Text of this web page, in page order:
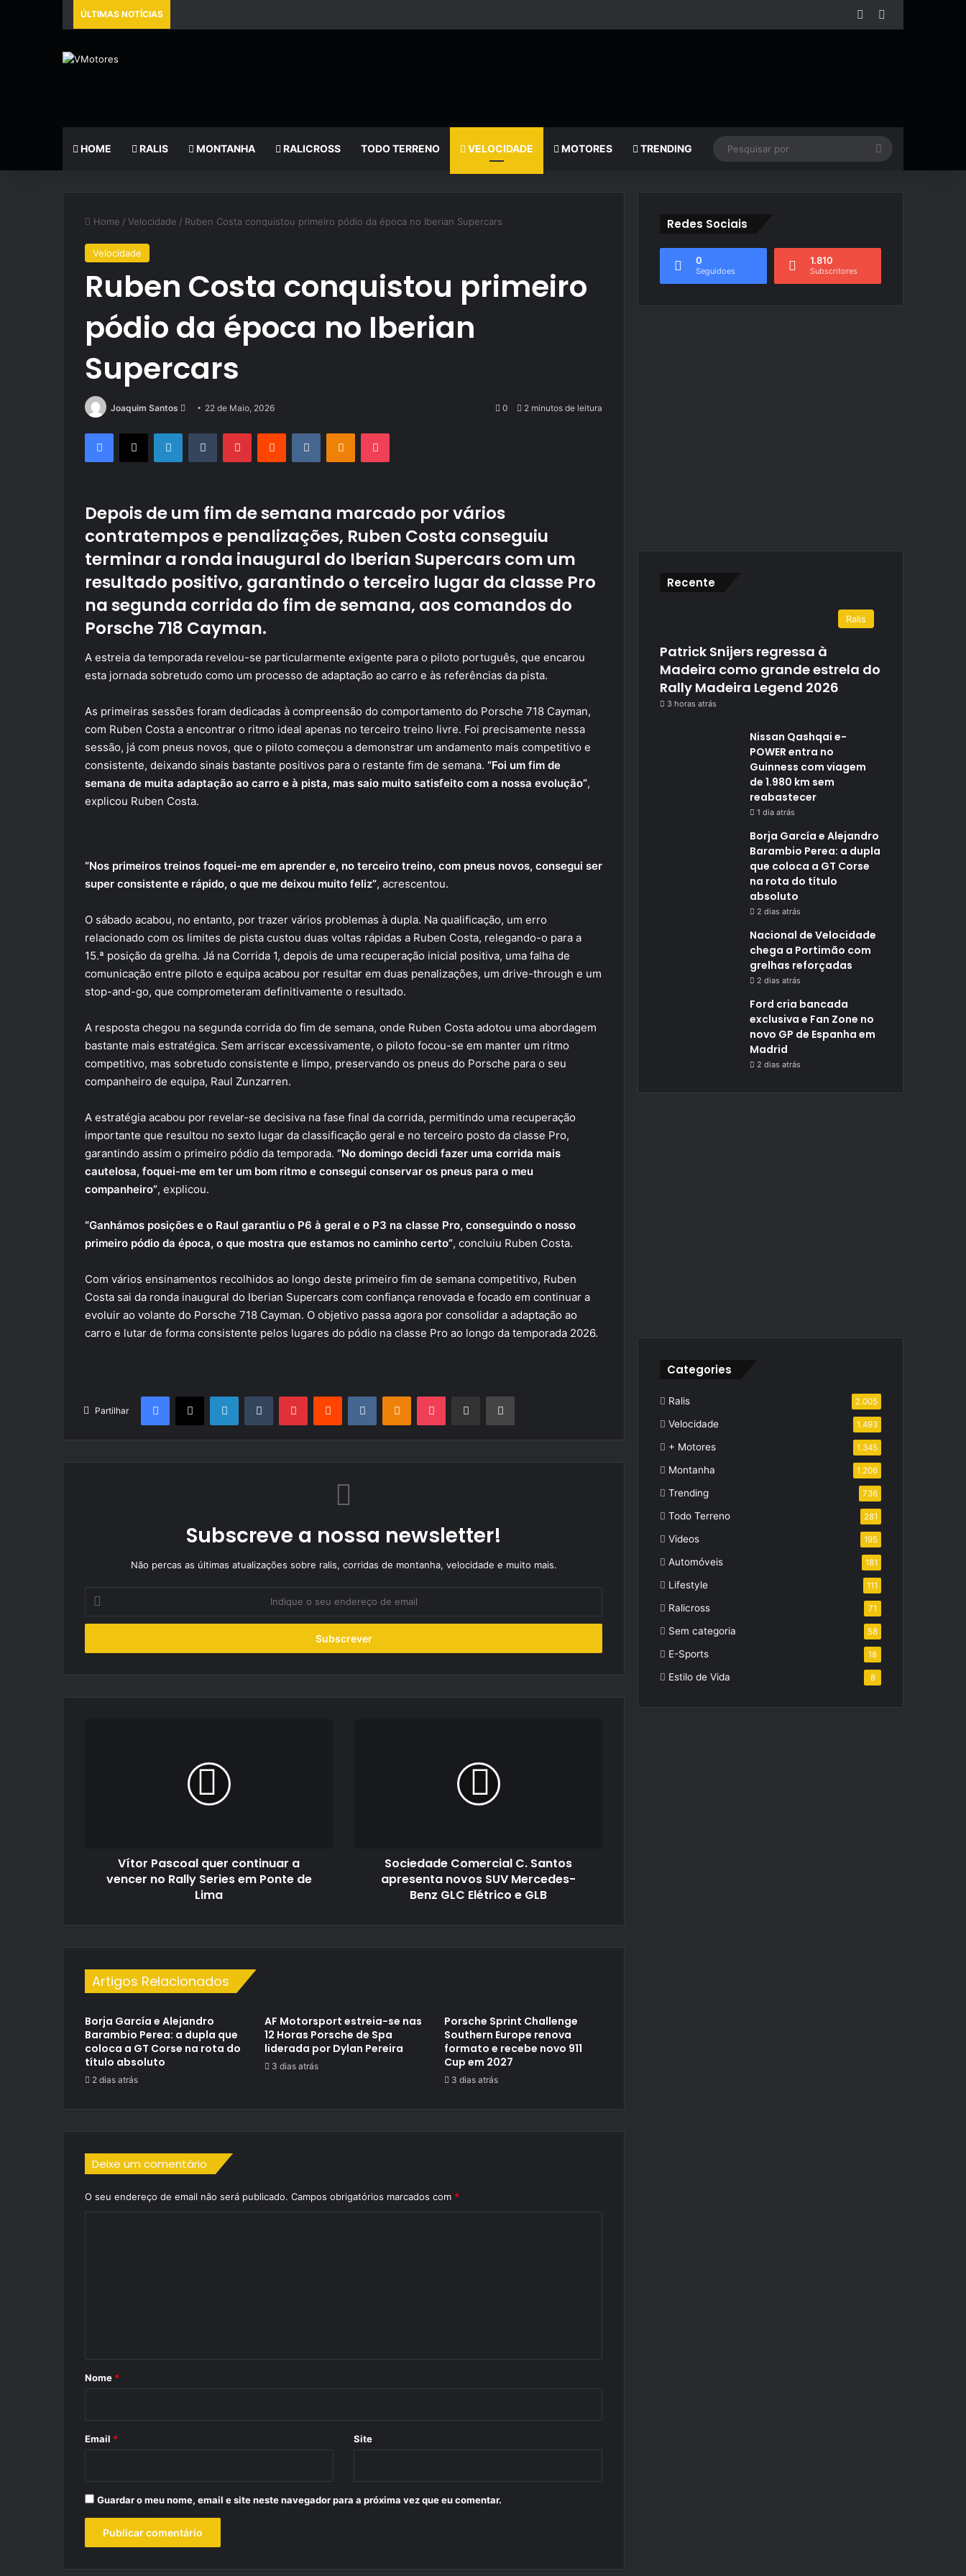
ÚLTIMAS NOTÍCIAS Facebook
HOME RALIS MONTANHA RALICROSS TODO TERRENO VELOCIDADE MOTORES TRENDING
Pesquisar
Home / Velocidade / Ruben Costa conquistou primeiro pódio da época no Iberian Supercars
Velocidade
Ruben Costa conquistou primeiro
pódio da época no Iberian
Supercars
Joaquim Santos
Send
email
22 de Maio, 2026 0 2 minutos de leitura
Facebook
X LinkedInTumblr PinterestReddit VKontakteOdnoklassniki
Pocket
Depois de um fim de semana marcado por vários
contratempos e penalizações, Ruben Costa conseguiu
terminar a ronda inaugural do Iberian Supercarscom um
resultado positivo, garantindo o terceiro lugar da classe Pro
na segunda corrida do fim de semana, aos comandos do
Porsche 718 Cayman.
A estreia da temporada revelou-se particularmente exigente para o piloto português, que encarou
esta jornada sobretudo como um processo de adaptação ao carro e às referências da pista.
As primeiras sessões foram dedicadas à compreensão do comportamento do Porsche 718 Cayman,
com Ruben Costa a encontrar o ritmo ideal apenas no terceiro treino livre. Foi precisamente nessa
sessão, já com pneus novos, que o piloto começou a demonstrar um andamento mais competitivo e
consistente, deixando sinais bastante positivos para o restante fim de semana. “Foi um fim de
semana de muita adaptação ao carro e à pista, mas saio muito satisfeito com a nossa evolução”,
explicou Ruben Costa.
“Nos primeiros treinos foquei-me em aprender e, no terceiro treino, com pneus novos, consegui ser
super consistente e rápido, o que me deixou muito feliz”, acrescentou.
O sábado acabou, no entanto, por trazer vários problemas à dupla. Na qualificação, um erro
relacionado com os limites de pista custou duas voltas rápidas a Ruben Costa, relegando-o para a
15.ª posição da grelha. Já na Corrida 1, depois de uma recuperação inicial positiva, uma falha de
comunicação entre piloto e equipa acabou por resultar em duas penalizações, um drive-through e um
stop-and-go, que comprometeram definitivamente o resultado.
A resposta chegou na segunda corrida do fim de semana, onde Ruben Costa adotou uma abordagem
bastante mais estratégica. Sem arriscar excessivamente, o piloto focou-se em manter um ritmo
competitivo, mas sobretudo consistente e limpo, preservando os pneus do Porsche para o seu
companheiro de equipa, Raul Zunzarren.
A estratégia acabou por revelar-se decisiva na fase final da corrida, permitindo uma recuperação
importante que resultou no sexto lugar da classificação geral e no terceiro posto da classe Pro,
garantindo assim o primeiro pódio da temporada. “No domingo decidi fazer uma corrida mais
cautelosa, foquei-me em ter um bom ritmo e consegui conservar os pneus para o meu
companheiro”, explicou.
“Ganhámos posições e o Raul garantiu o P6 à geral e o P3 na classe Pro, conseguindo o nosso
primeiro pódio da época, o que mostra que estamos no caminho certo”, concluiu Ruben Costa.
Com vários ensinamentos recolhidos ao longo deste primeiro fim de semana competitivo, Ruben
Costa sai da ronda inaugural do Iberian Supercars com confiança renovada e focado em continuar a
evoluir ao volante do Porsche 718 Cayman. O objetivo passa agora por consolidar a adaptação ao
carro e lutar de forma consistente pelos lugares do pódio na classe Pro ao longo da temporada 2026.
Partilhar
Facebook
X LinkedInTumblr PinterestReddit VKontakteOdnoklassniki
Pocket Partilhar Via Email Imprimir
Subscreve a nossa newsletter!
Não percas as últimas atualizações sobre ralis, corridas de montanha, velocidade e muito mais.
seu
de
Ponte
Vítor Pascoal quer continuar a
vencer no Rally Series em Ponte de
Lima
Elétrico
Sociedade Comercial C. Santos
apresenta novos SUV Mercedes-
Benz GLC Elétrico e GLB
Artigos Relacionados
Borja García e Alejandro
Barambio Perea: a dupla que
coloca a GT Corse na rota do
título absoluto
2 dias atrás
AF Motorsport estreia-se nas
12 Horas Porsche de Spa
liderada por Dylan Pereira
3 dias atrás
Porsche Sprint Challenge
Southern Europe renova
formato e recebe novo 911
Cup em 2027
3 dias atrás
Deixe um comentário
O seu endereço de email não será publicado. Campos obrigatórios marcados com *
r
*
Nome *
Email * Site
Guardar o meu nome, email e site neste navegador para a próxima vez que eu comentar.
Redes Sociais
0
Seguidoes
1.810
Subscritores
Recente
Ralis
Patrick Snijers regressa à
Madeira como grande estrela do
Rally Madeira Legend 2026
3 horas atrás
Nissan Qashqai e-
POWER entra no
Guinness com viagem
de 1.980 km sem
reabastecer
1 dia atrás
Borja García e Alejandro
Barambio Perea: a dupla
que coloca a GT Corse
na rota do título
absoluto
2 dias atrás
Nacional de Velocidade
chega a Portimão com
grelhas reforçadas
2 dias atrás
Ford cria bancada
exclusiva e Fan Zone no
novo GP de Espanha em
Madrid
2 dias atrás
Categories
Ralis 2.005
Velocidade 1.493
+ Motores 1.345
Montanha 1.206
Trending 736
Todo Terreno 281
Videos 195
Automóveis 181
Lifestyle 111
Ralicross 71
Sem categoria 58
E-Sports 18
Estilo de Vida 8